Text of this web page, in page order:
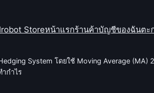
Storeหน้าแรกร้านค้าบัญชีของฉันตะ
System โดยใช้ Moving Average
กำไร